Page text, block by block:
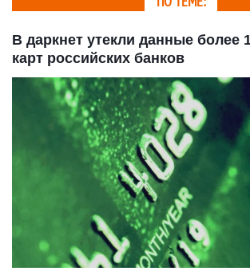
В даркнет утекли данные более
карт российских банков